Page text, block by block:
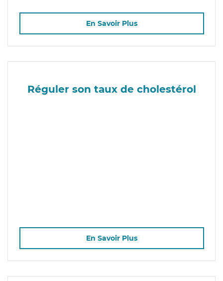
En Savoir Plus
Réguler son taux de cholestérol
En Savoir Plus